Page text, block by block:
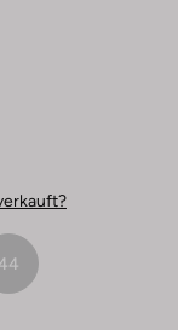
44